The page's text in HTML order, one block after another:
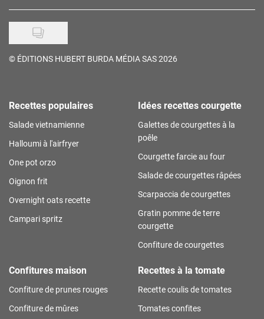
© ÉDITIONS HUBERT BURDA MÉDIA SAS 2026
Recettes populaires
Salade vietnamienne
Halloumi à l'airfryer
One pot orzo
Oignon frit
Overnight oats recette
Campari spritz
Idées recettes courgette
Galettes de courgettes à la
poêle
Courgette farcie au four
Salade de courgettes râpées
Scarpaccia de courgettes
Gratin pomme de terre
courgette
Confiture de courgettes
Confitures maison
Confiture de prunes rouges
Confiture de mûres
Recettes à la tomate
Recette coulis de tomates
Tomates confites